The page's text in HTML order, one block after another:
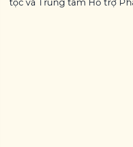
tộc và Trung tâm Hỗ trợ